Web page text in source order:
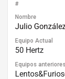
#
Nombre
Julio
Equipo Actual
50 Hertz
Equipos anteriores